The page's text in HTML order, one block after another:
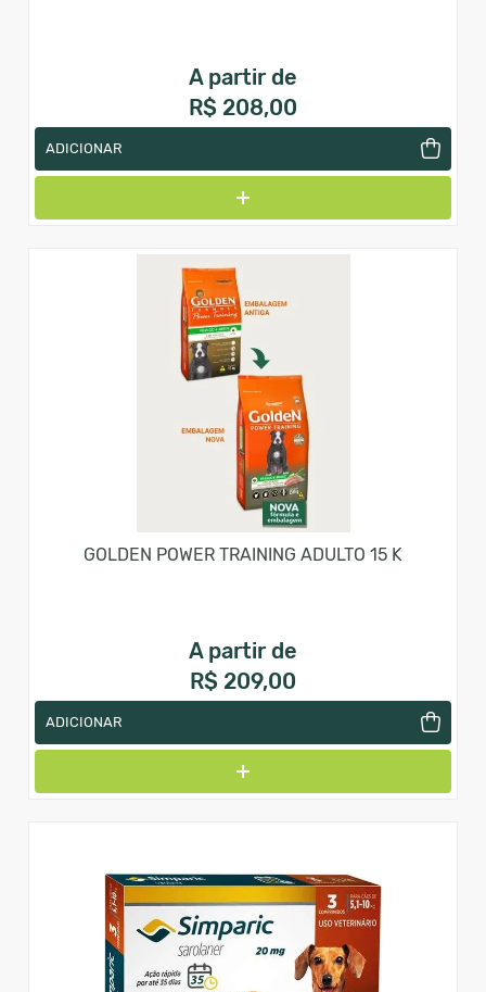
A partir de
R$ 208,00
ADICIONAR
GOLDEN POWER TRAINING ADULTO 15 K
A partir de
R$ 209,00
ADICIONAR